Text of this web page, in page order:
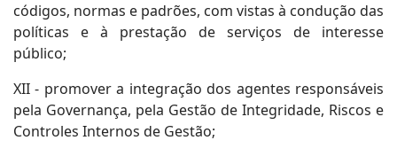
códigos, normas e padrões, com vistas à condução das
políticas e à prestação de serviços de interesse
público;
XII - promover a integração dos agentes responsáveis
pela Governança, pela Gestão de Integridade, Riscos e
Controles Internos de Gestão;